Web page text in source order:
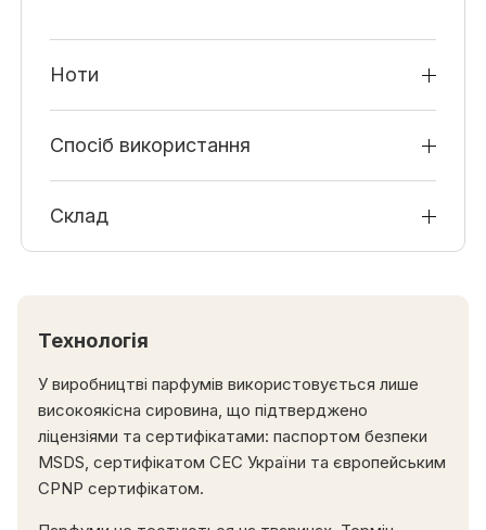
Ноти
Спосіб використання
Склад
Технологія
У виробництві парфумів використовується лише
високоякісна сировина, що підтверджено
ліцензіями та сертифікатами: паспортом безпеки
MSDS, сертифікатом СЕС України та європейським
CPNP сертифікатом.